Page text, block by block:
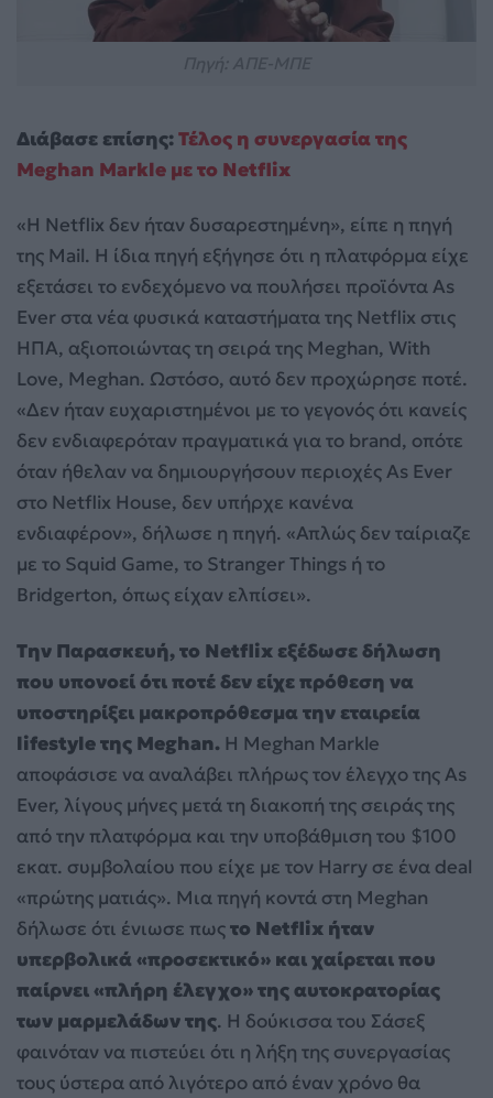
Διάβασε επίσης:Τέλος η συνεργασία της
Meghan Markle με το Netflix
«Η Netflix δεν ήταν δυσαρεστημένη», είπε η πηγή
της Mail. Η ίδια πηγή εξήγησε ότι η πλατφόρμα είχε
εξετάσει το ενδεχόμενο να πουλήσει προϊόντα As
Ever στα νέα φυσικά καταστήματα της Netflix στις
ΗΠΑ, αξιοποιώντας τη σειρά της Meghan, With
Love, Meghan. Ωστόσο, αυτό δεν προχώρησε ποτέ.
«Δεν ήταν ευχαριστημένοι με το γεγονός ότι κανείς
δεν ενδιαφερόταν πραγματικά για το brand, οπότε
όταν ήθελαν να δημιουργήσουν περιοχές As Ever
στο Netflix House, δεν υπήρχε κανένα
ενδιαφέρον», δήλωσε η πηγή. «Απλώς δεν ταίριαζε
με το Squid Game, το Stranger Things ή το
Bridgerton, όπως είχαν ελπίσει».
Την Παρασκευή, το Netflix εξέδωσε δήλωση
που υπονοεί ότι ποτέ δεν είχε πρόθεση να
υποστηρίξει μακροπρόθεσμα την εταιρεία
lifestyle της Meghan. Η Meghan Markle
αποφάσισε να αναλάβει πλήρως τον έλεγχο της As
Ever, λίγους μήνες μετά τη διακοπή της σειράς της
από την πλατφόρμα και την υποβάθμιση του $100
εκατ. συμβολαίου που είχε με τον Harry σε ένα deal
«πρώτης ματιάς». Μια πηγή κοντά στη Meghan
δήλωσε ότι ένιωσε πωςτο Netflix ήταν
υπερβολικά «προσεκτικό» και χαίρεται που
παίρνει «πλήρη έλεγχο» της αυτοκρατορίας
των μαρμελάδων της. Η δούκισσα του Σάσεξ
φαινόταν να πιστεύει ότι η λήξη της συνεργασίας
τους ύστερα από λιγότερο από έναν χρόνο θα